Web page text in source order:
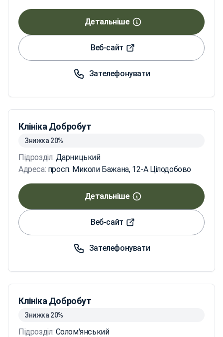
Детальніше
Веб-сайт
Зателефонувати
Клініка Добробут
Знижка 20%
Підрозділ: Дарницький
Адреса: просп. Миколи Бажана, 12-А Цілодобово
Детальніше
Веб-сайт
Зателефонувати
Клініка Добробут
Знижка 20%
Підрозділ: Солом'янський